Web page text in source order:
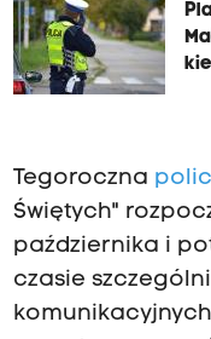
Tegoroczna
Świętych"
października i
czasie